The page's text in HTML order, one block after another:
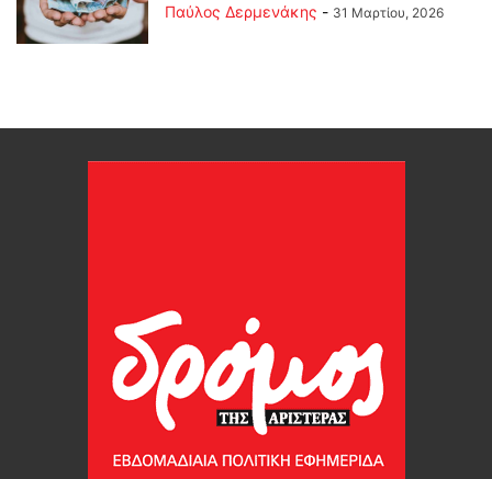
Παύλος Δερμενάκης - 31 Μαρτίου, 2026